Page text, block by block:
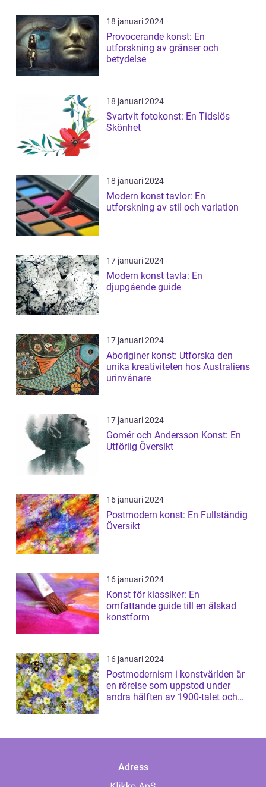
18 januari 2024
Provocerande konst: En
utforskning av gränser och
betydelse
18 januari 2024
Svartvit fotokonst: En Tidslös
Skönhet
18 januari 2024
Modern konst tavlor: En
utforskning av stil och variation
17 januari 2024
Modern konst tavla: En
djupgående guide
17 januari 2024
Aboriginer konst: Utforska den
unika kreativiteten hos Australiens
urinvånare
17 januari 2024
Gomér och Andersson Konst: En
Utförlig Översikt
16 januari 2024
Postmodern konst: En Fullständig
Översikt
16 januari 2024
Konst för klassiker: En
omfattande guide till en älskad
konstform
16 januari 2024
Postmodernism i konstvärlden är
en rörelse som uppstod under
andra hälften av 1900-talet och
Adress